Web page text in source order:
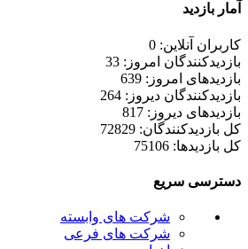
آمار بازدید
کاربران آنلاین: 0
بازدیدکنندگان امروز: 33
بازدیدهای امروز: 639
بازدیدکنندگان دیروز: 264
بازدیدهای دیروز: 817
کل بازدیدکنند‌گان: 72829
کل بازدیدها: 75106
دسترسی سریع
شرکت های وابسته
شرکت های فرعی